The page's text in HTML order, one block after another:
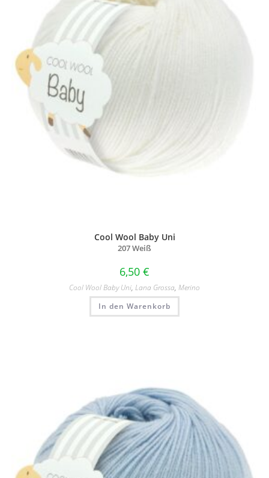
Cool Wool Baby Uni
207 Weiß
6,50 €
Cool Wool Baby Uni, Lana Grossa, Merino
In den Warenkorb